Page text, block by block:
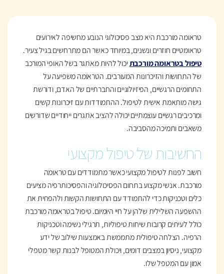
טראומה מורכבת היא מצב פסיכולוגי הנובע מחשיפה לאירועים
טראומטיים חוזרים ונשנים, במיוחד כאשר הם מתרחשים בגיל צעיר.
טיפול בטראומה מורכבתיכול להיות מאתגר בשל האופי המורכב
של התחושות והזיכרונות המעורבים. הטראומה משפיעה על
התחומים הרגשיים, הפיזיולוגיים והחברתיים של האדם, ודורשת
גישה מותאמת אישית לטיפול. ההתמודדות עם זיכרונות קשים
ומרכיבים רגשיים עוצמתיים יכולה להציב אתגרים ייחודיים שדורשים
משאבים ותמיכה מהסביבה.
החשיבות של טיפול מקצועי
חשוב לפנות לטיפול מקצועי כאשר מתמודדים עם טראומה
מורכבת. אנשי מקצוע בתחום הפסיכולוגיה והפסיכותרפיה מציעים
כלים וטכניקות כדי להתמודד עם התחושות הקשות ולהפחית את
ההשפעה השלילית שלהן על חיי היומיום. טיפול בטראומה מורכבת
כולל לעיתים קרובות שיחות טיפוליות, תרגילי נשימה וטכניקות
הרפיה. הצלחה טיפולית מתממשת באמצעות שילוב של ידע
מקצועי, ניסיון במצבים דומים, ויכולת המטופל לבנות קשר מטפלי
אמון עם המטפל שלו.